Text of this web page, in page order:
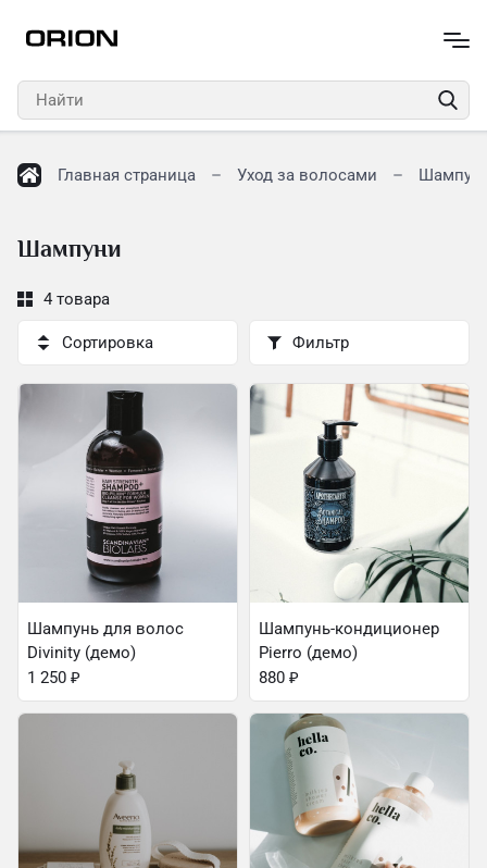
Главная страница Уход за волосами
Шампуни
4 товара
Сортировка Фильтр
Шампунь для волос
Divinity (демо)
1 250 ₽
Шампунь-кондиционер
Pierro (демо)
880 ₽